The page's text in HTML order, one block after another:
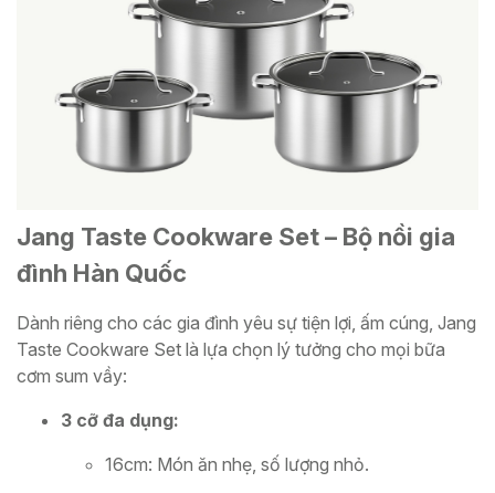
Jang Taste Cookware Set – Bộ nồi gia
đình Hàn Quốc
Dành riêng cho các gia đình yêu sự tiện lợi, ấm cúng, Jang
Taste Cookware Set là lựa chọn lý tưởng cho mọi bữa
cơm sum vầy:
3 cỡ đa dụng:
16cm: Món ăn nhẹ, số lượng nhỏ.